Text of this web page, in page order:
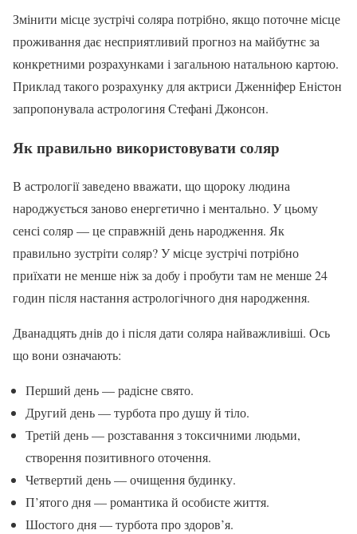
Змінити місце зустрічі соляра потрібно, якщо поточне місце
проживання дає несприятливий прогноз на майбутнє за
конкретними розрахунками і загальною натальною картою.
Приклад такого розрахунку для актриси Дженніфер Еністон
запропонувала астрологиня Стефані Джонсон.
Як правильно використовувати соляр
В астрології заведено вважати, що щороку людина
народжується заново енергетично і ментально. У цьому
сенсі соляр — це справжній день народження. Як
правильно зустріти соляр? У місце зустрічі потрібно
приїхати не менше ніж за добу і пробути там не менше 24
годин після настання астрологічного дня народження.
Дванадцять днів до і після дати соляра найважливіші. Ось
що вони означають:
Перший день — радісне свято.
Другий день — турбота про душу й тіло.
Третій день — розставання з токсичними людьми,
створення позитивного оточення.
Четвертий день — очищення будинку.
П’ятого дня — романтика й особисте життя.
Шостого дня — турбота про здоров’я.